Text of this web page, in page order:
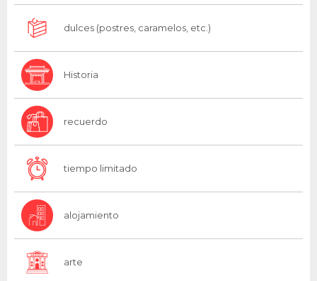
dulces (postres, caramelos, etc.)
Historia
recuerdo
tiempo limitado
alojamiento
arte